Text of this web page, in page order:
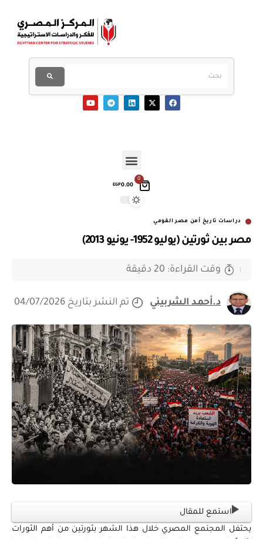
0
EGP0.00
دراسات تاريخ أمن مصر القومي
مصر بين ثورتين (يوليو 1952- يونيو 2013)
د.أحمد الشربيني تم النشر بتاريخ 04/07/2026
وقت القراءة: 20 دقيقة
استمع للمقال
يحتفل المجتمع المصري خلال هذا الشهر بثورتين من أهم الثورات